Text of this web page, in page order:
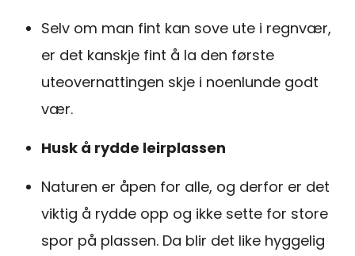
Selv om man fint kan sove ute i regnvær,
er det kanskje fint å la den første
uteovernattingen skje i noenlunde godt
vær.
Husk å rydde leirplassen
Naturen er åpen for alle, og derfor er det
viktig å rydde opp og ikke sette for store
spor på plassen. Da blir det like hyggelig